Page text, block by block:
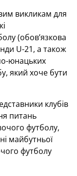
викликам для
(обов’язкова
U-21, а також
юнацьких
який хоче бути
клубів
питань
футболу,
майбутньої
футболу